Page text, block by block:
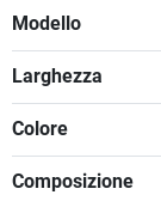
Modello
Larghezza
Colore
Composizione